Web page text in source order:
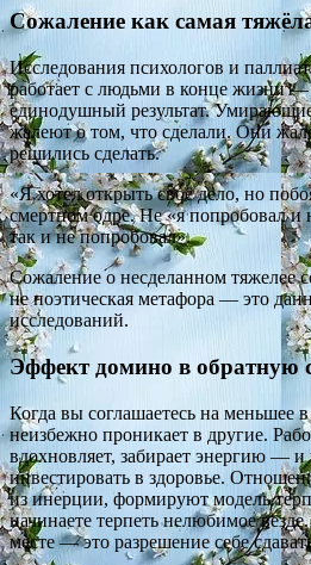
Сожаление как самая
Исследования психологов и
работает с людьми в конце жизни
единодушный результат.
жалеют о том, что сделали. Они
решились сделать.
«Я хотел открыть своё дело, но
смертном одре. Не «я попробовал
так и не попробовал».
Сожаление о несделанном тяжелее
не поэтическая метафора — это
исследований.
Эффект домино в обратную
Когда вы соглашаетесь на меньшее
неизбежно проникает в другие.
вдохновляет, забирает энергию — и
инвестировать в здоровье.
из инерции, формируют модель
начинаете терпеть нелюбимое
месте — это разрешение себе